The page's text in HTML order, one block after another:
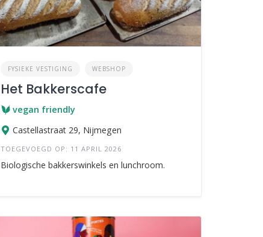
FYSIEKE VESTIGING WEBSHOP
Het Bakkerscafe
vegan friendly
Castellastraat 29, Nijmegen
TOEGEVOEGD OP: 11 APRIL 2026
Biologische bakkerswinkels en lunchroom.